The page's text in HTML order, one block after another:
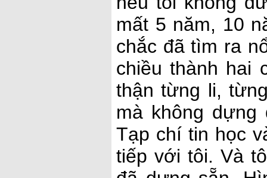
mất 5 năm, 10
chắc đã tìm ra
chiều thành hai
thận từng li,
mà không
Tạp chí tin học
tiếp với tôi. Và